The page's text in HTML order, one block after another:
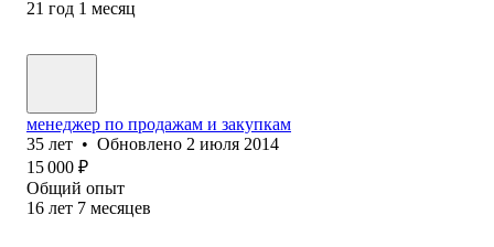
21 год 1 месяц
менеджер по продажам и закупкам
35 лет • Обновлено 2 июля 2014
15 000 ₽
Общий опыт
16 лет 7 месяцев